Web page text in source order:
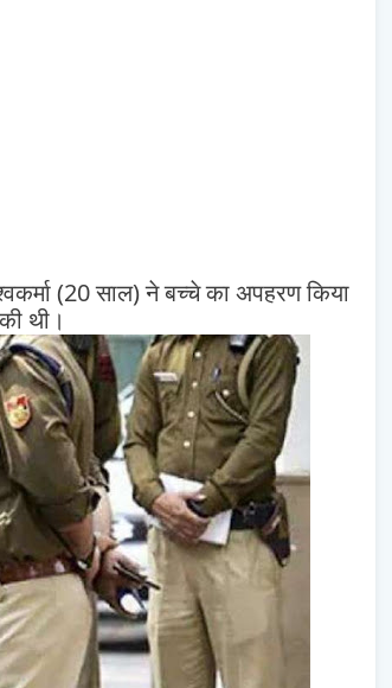
(20 साल) ने बच्चे का अपहरण किया
थी।